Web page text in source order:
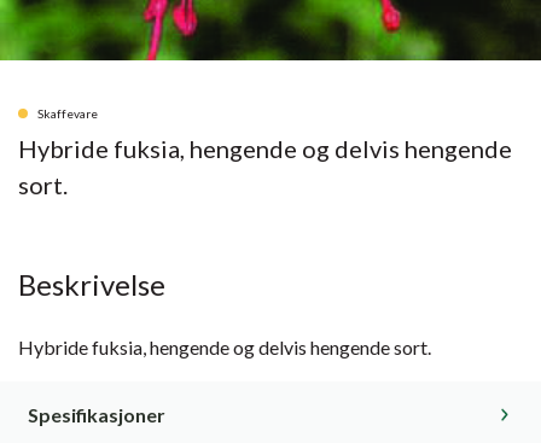
Skaffevare
Hybride fuksia, hengende og delvis hengende
sort.
Beskrivelse
Hybride fuksia, hengende og delvis hengende sort.
Spesifikasjoner